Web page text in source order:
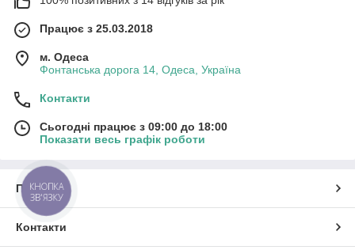
Працює з 25.03.2018
м. Одеса
Фонтанська дорога 14, Одеса, Україна
Контакти
Сьогодні працює з 09:00 до 18:00
Показати весь графік роботи
Про нас
Контакти
КНОПКА
ЗВ'ЯЗКУ